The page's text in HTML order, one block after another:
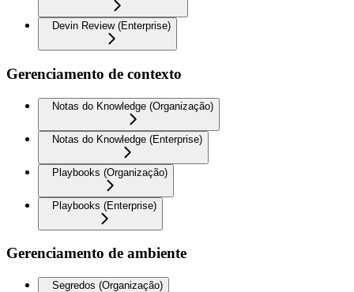
Devin Review (Enterprise)
Gerenciamento de contexto
Notas do Knowledge (Organização)
Notas do Knowledge (Enterprise)
Playbooks (Organização)
Playbooks (Enterprise)
Gerenciamento de ambiente
Segredos (Organização)